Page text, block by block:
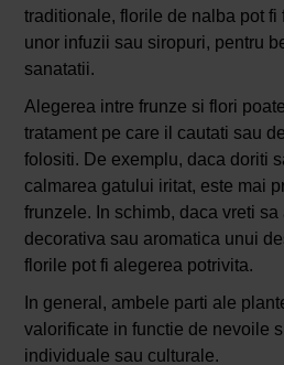
traditionale, florile de nalba pot fi
unor infuzii sau siropuri, pentru
sanatatii.
Alegerea intre frunze si flori
tratament pe care il cautati sau
folositi. De exemplu, daca doriti
calmarea gatului iritat, este mai
frunzele. In schimb, daca vreti
decorativa sau aromatica unui
florile pot fi alegerea potrivita.
In general, ambele parti ale
valorificate in functie de nevoile
individuale sau culturale.